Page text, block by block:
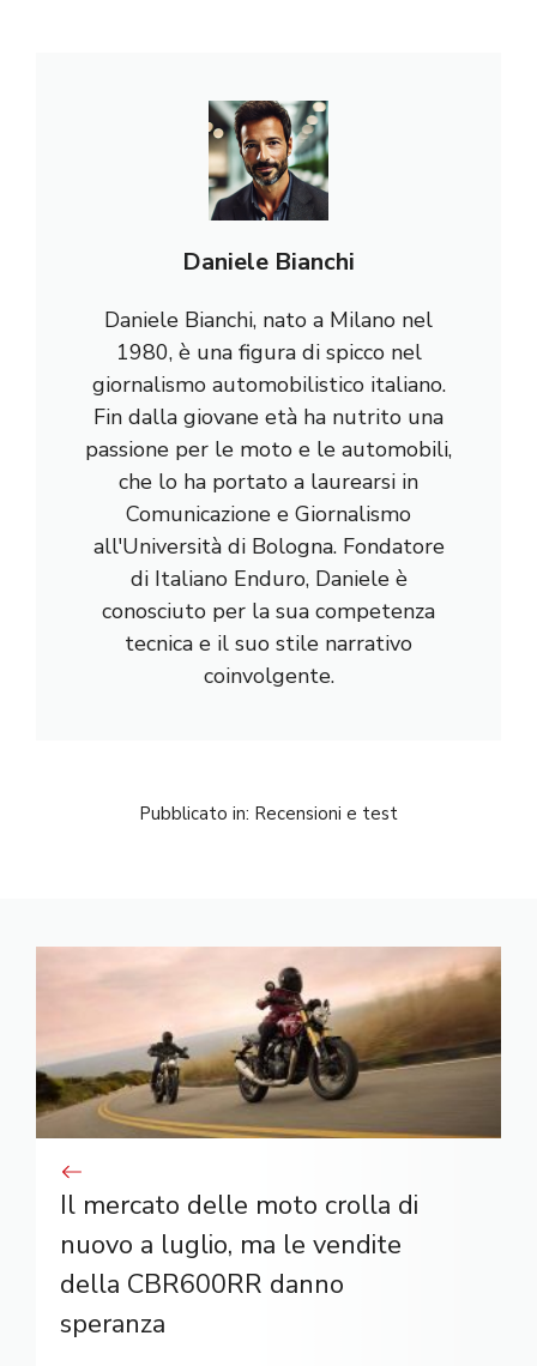
Daniele Bianchi
Daniele Bianchi, nato a Milano nel
1980, è una figura di spicco nel
giornalismo automobilistico italiano.
Fin dalla giovane età ha nutrito una
passione per le moto e le automobili,
che lo ha portato a laurearsi in
Comunicazione e Giornalismo
all'Università di Bologna. Fondatore
di Italiano Enduro, Daniele è
conosciuto per la sua competenza
tecnica e il suo stile narrativo
coinvolgente.
Pubblicato in: Recensioni e test
Il mercato delle moto crolla di
nuovo a luglio, ma le vendite
della CBR600RR danno
speranza